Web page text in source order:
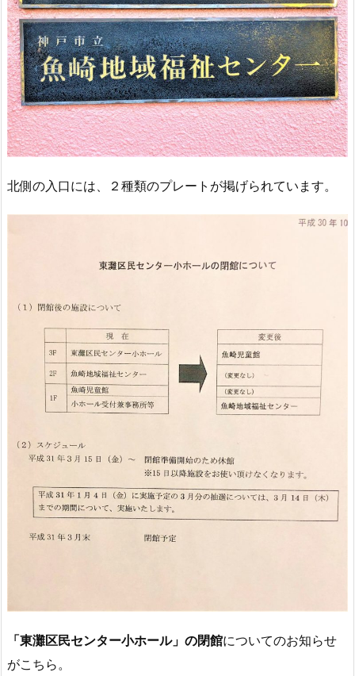
北側の入口には、２種類のプレートが掲げられています。
「東灘区民センター小ホール」の閉館についてのお知らせ
がこちら。